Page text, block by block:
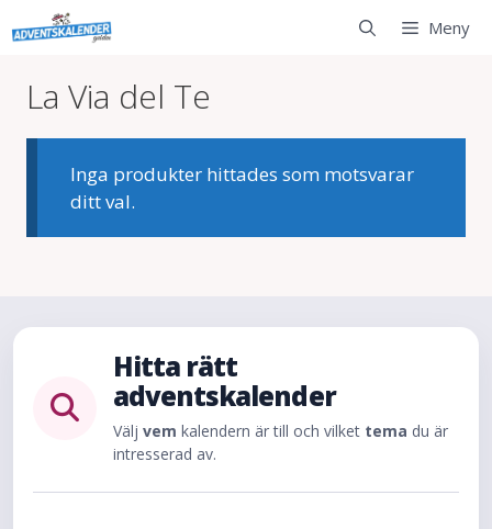
Hoppa
till
Meny
La Via del Te
Inga produkter hittades som motsvarar
ditt val.
Hitta rätt
adventskalender
Välj vem kalendern är till och vilket tema du är
intresserad av.